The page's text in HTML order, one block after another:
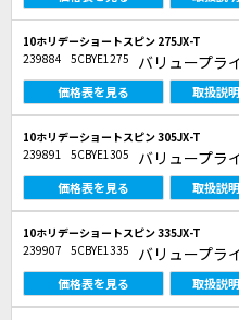
10ホリデーショートスピン 275JX-T
239884 5CBYE1275 バリュープラ
価格表を見る 取扱説
10ホリデーショートスピン 305JX-T
239891 5CBYE1305 バリュープラ
価格表を見る 取扱説
10ホリデーショートスピン 335JX-T
239907 5CBYE1335 バリュープラ
価格表を見る 取扱説